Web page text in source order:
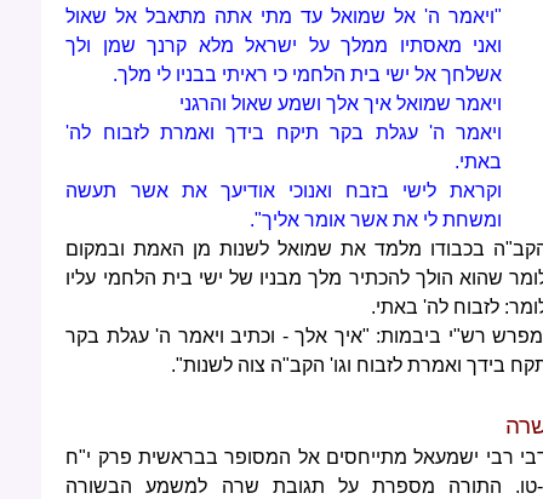
"ויאמר ה' אל שמואל עד מתי אתה מתאבל אל שאול
ואני מאסתיו ממלך על ישראל מלא קרנך שמן ולך
אשלחך אל ישי בית הלחמי כי ראיתי בבניו לי מלך.
ויאמר שמואל איך אלך ושמע שאול והרגני
ויאמר ה' עגלת בקר תיקח בידך ואמרת לזבוח לה'
באתי.
וקראת לישי בזבח ואנוכי אודיעך את אשר תעשה
ומשחת לי את אשר אומר אליך".
בכבודו מלמד את שמואל לשנות מן האמת ובמקום
שהוא הולך להכתיר מלך מבניו של ישי בית הלחמי עליו
לזבוח לה' באתי.
רש"י ביבמות: "איך אלך - וכתיב ויאמר ה' עגלת בקר
בידך ואמרת לזבוח וגו' הקב"ה צוה לשנות".
רבי ישמעאל מתייחסים אל המסופר בבראשית פרק י"ח
טו. התורה מספרת על תגובת שרה למשמע הבשורה